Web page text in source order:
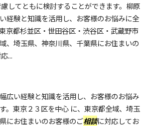
してともに検討することができます。柳原
経験と知識を活用し、お客様のお悩みに全
京都杉並区・世田谷区・渋谷区・武蔵野市
、埼玉県、神奈川県、千葉県にお住まいの
...
広い経験と知識を活用し、お客様のお悩み
。東京２３区を中心 に、東京都全域、埼玉
にお住まいのお客様のご相談に対応してお